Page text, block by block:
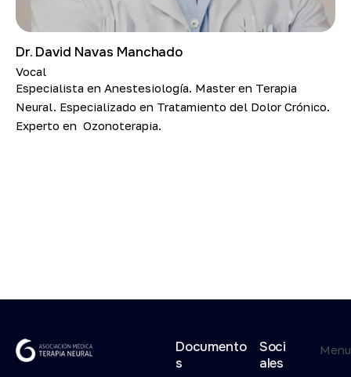
Dr. David Navas Manchado
Vocal
Especialista en Anestesiología. Master en Terapia
Neural. Especializado en Tratamiento del Dolor Crónico.
Experto en Ozonoterapia.
Documento
s
Soci
ales
Menu